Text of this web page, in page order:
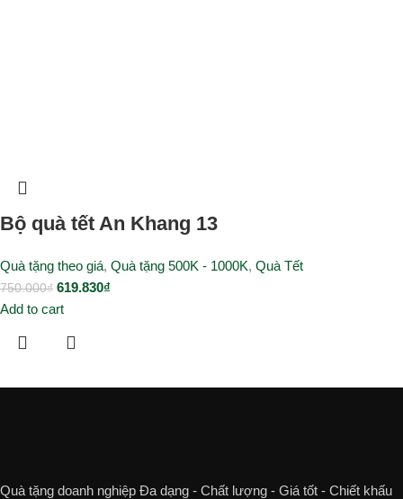
Bộ quà tết An Khang 13
Quà tặng theo giá, Quà tặng 500K - 1000K, Quà Tết
750.000₫ 619.830₫
Add to cart
Quà tặng doanh nghiệp Đa dạng - Chất lượng - Giá tốt - Chiết khấu